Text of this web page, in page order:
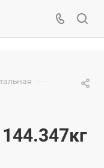
—